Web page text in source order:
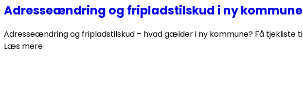
Adresseændring og fripladstilskud i ny kommune
Adresseændring og fripladstilskud – hvad gælder i ny kommune? Få tjekliste
Læs mere